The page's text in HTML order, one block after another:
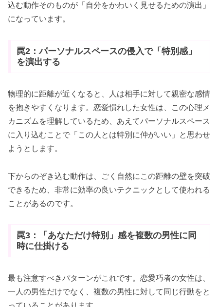
込む動作そのものが「自分をかわいく見せるための演出」
になっています。
罠2：パーソナルスペースの侵入で「特別感」
を演出する
物理的に距離が近くなると、人は相手に対して親密な感情
を抱きやすくなります。恋愛慣れした女性は、この心理メ
カニズムを理解しているため、あえてパーソナルスペース
に入り込むことで「この人とは特別に仲がいい」と思わせ
ようとします。
下からのぞき込む動作は、ごく自然にこの距離の壁を突破
できるため、非常に効率の良いテクニックとして使われる
ことがあるのです。
罠3：「あなただけ特別」感を複数の男性に同
時に仕掛ける
最も注意すべきパターンがこれです。恋愛巧者の女性は、
一人の男性だけでなく、複数の男性に対して同じ行動をと